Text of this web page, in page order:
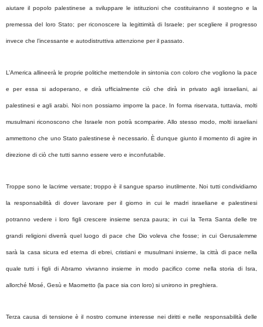
aiutare il popolo palestinese a sviluppare le istituzioni che costituiranno il sostegno e la
premessa del loro Stato; per riconoscere la legittimità di Israele; per scegliere il progresso
invece che l’incessante e autodistruttiva attenzione per il passato.
L’America allineerà le proprie politiche mettendole in sintonia con coloro che vogliono la pace
e per essa si adoperano, e dirà ufficialmente ciò che dirà in privato agli israeliani, ai
palestinesi e agli arabi. Noi non possiamo imporre la pace. In forma riservata, tuttavia, molti
musulmani riconoscono che Israele non potrà scomparire. Allo stesso modo, molti israeliani
ammettono che uno Stato palestinese è necessario. È dunque giunto il momento di agire in
direzione di ciò che tutti sanno essere vero e inconfutabile.
Troppe sono le lacrime versate; troppo è il sangue sparso inutilmente. Noi tutti condividiamo
la responsabilità di dover lavorare per il giorno in cui le madri israeliane e palestinesi
potranno vedere i loro figli crescere insieme senza paura; in cui la Terra Santa delle tre
grandi religioni diverrà quel luogo di pace che Dio voleva che fosse; in cui Gerusalemme
sarà la casa sicura ed eterna di ebrei, cristiani e musulmani insieme, la città di pace nella
quale tutti i figli di Abramo vivranno insieme in modo pacifico come nella storia di Isra,
allorché Mosé, Gesù e Maometto (la pace sia con loro) si unirono in preghiera.
Terza causa di tensione è il nostro comune interesse nei diritti e nelle responsabilità delle